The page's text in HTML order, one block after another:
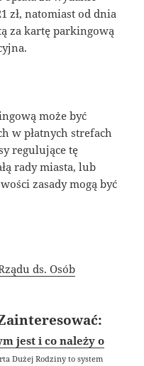
zł, natomiast od dnia
za kartę parkingową
może być
w płatnych strefach
regulujące tę
rady miasta, lub
zasady mogą być
ds. Osób
jest i co należy o
Dużej Rodziny to system